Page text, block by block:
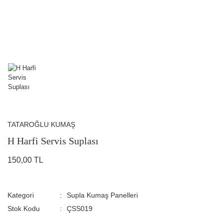
TATAROĞLU KUMAŞ
H Harfi Servis Suplası
150,00 TL
Kategori
Supla Kumaş Panelleri
Stok Kodu
ÇSS019